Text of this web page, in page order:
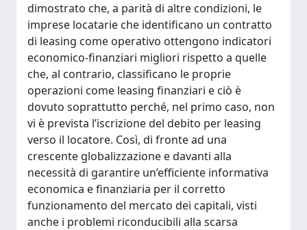
dimostrato che, a parità di altre condizioni, le
imprese locatarie che identificano un contratto
di leasing come operativo ottengono indicatori
economico-finanziari migliori rispetto a quelle
che, al contrario, classificano le proprie
operazioni come leasing finanziari e ciò è
dovuto soprattutto perché, nel primo caso, non
vi è prevista l’iscrizione del debito per leasing
verso il locatore. Così, di fronte ad una
crescente globalizzazione e davanti alla
necessità di garantire un’efficiente informativa
economica e finanziaria per il corretto
funzionamento del mercato dei capitali, visti
anche i problemi riconducibili alla scarsa